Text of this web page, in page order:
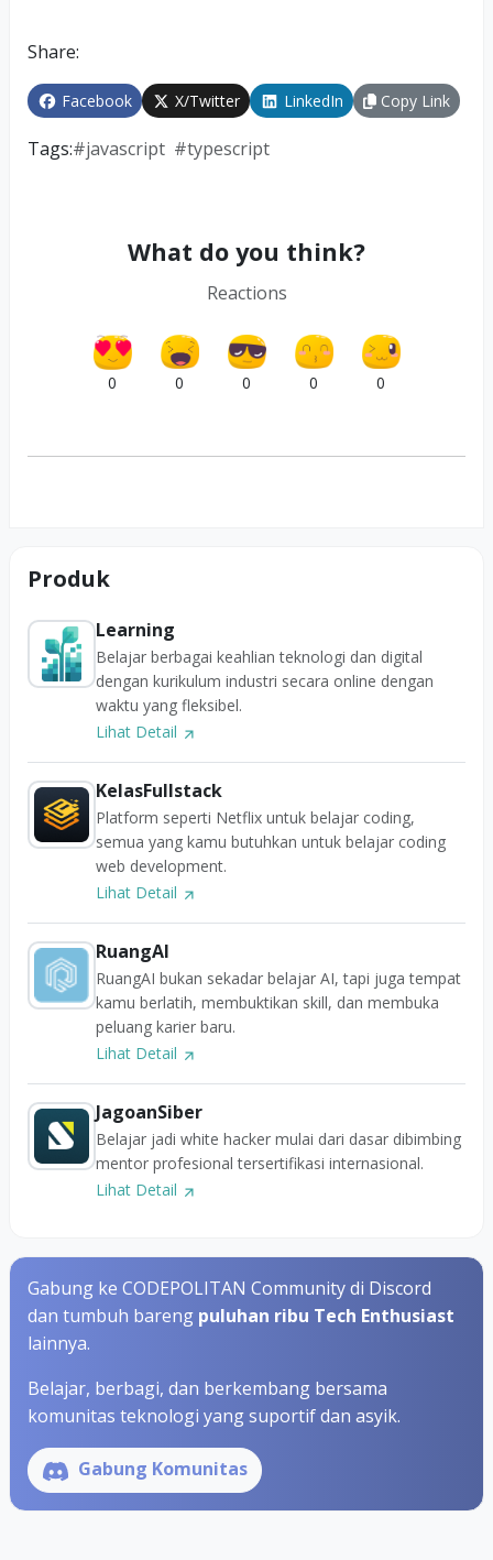
Share:
Facebook X/Twitter LinkedIn Copy Link
Tags:#javascript #typescript
What do you think?
Reactions
0 0 0 0 0
Produk
Learning
Belajar berbagai keahlian teknologi dan digital
dengan kurikulum industri secara online dengan
waktu yang fleksibel.
Lihat Detail
KelasFullstack
Platform seperti Netflix untuk belajar coding,
semua yang kamu butuhkan untuk belajar coding
web development.
Lihat Detail
RuangAI
RuangAI bukan sekadar belajar AI, tapi juga tempat
kamu berlatih, membuktikan skill, dan membuka
peluang karier baru.
Lihat Detail
JagoanSiber
Belajar jadi white hacker mulai dari dasar dibimbing
mentor profesional tersertifikasi internasional.
Lihat Detail
Gabung ke CODEPOLITAN Community di Discord
dan tumbuh bareng puluhan ribu Tech Enthusiast
lainnya.
Belajar, berbagi, dan berkembang bersama
komunitas teknologi yang suportif dan asyik.
Gabung Komunitas